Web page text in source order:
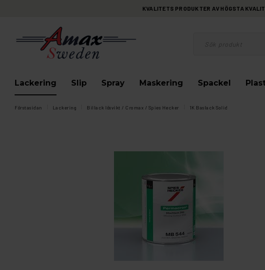
KVALITETS PRODUKTER AV HÖGSTA
Lackering Slip Spray Maskering Spackel
Förstasidan Lackering Billack lösvikt / Cromax / Spies Hecker 1K Baslack Solid